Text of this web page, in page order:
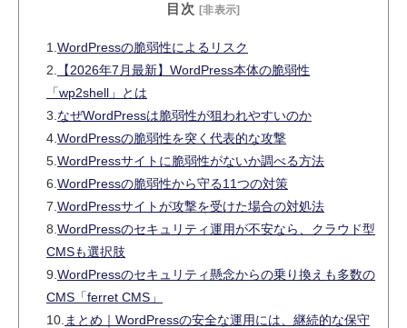
目次 [非表示]
1. WordPressの脆弱性によるリスク
2.
【2026年7月最新】WordPress本体の脆弱性
「wp2shell」とは
3. なぜWordPressは脆弱性が狙われやすいのか
4. WordPressの脆弱性を突く代表的な攻撃
5. WordPressサイトに脆弱性がないか調べる方法
6. WordPressの脆弱性から守る11つの対策
7. WordPressサイトが攻撃を受けた場合の対処法
8. WordPressのセキュリティ運用が不安なら、クラウド型
CMSも選択肢
9. WordPressのセキュリティ懸念からの乗り換えも多数の
CMS「ferret CMS」
10. まとめ｜WordPressの安全な運用には、継続的な保守